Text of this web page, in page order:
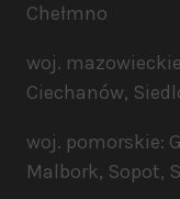
Chełmno
woj.
Ciechanów,
woj. pomorskie:
Malbork, Sopot,